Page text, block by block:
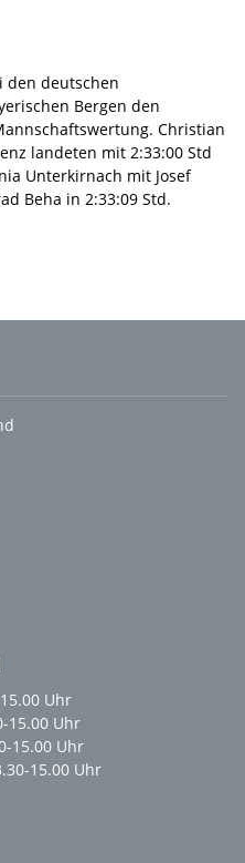
den deutschen
Bergen den
Christian
landeten mit 2:33:00 Std
Unterkirnach mit Josef
Beha in 2:33:09 Std.
Uhr
15.00 Uhr
15.00 Uhr
15.00 Uhr